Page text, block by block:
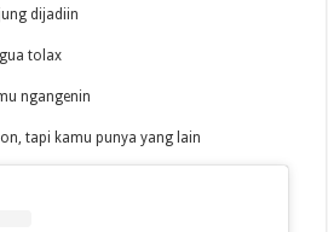
dijadiin
tolax
ngangenin
tapi kamu punya yang lain